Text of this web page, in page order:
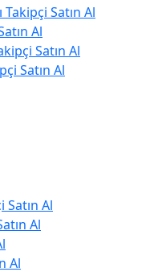
Satın Al
Al
Satın Al
Satın Al
Al
Al
Al